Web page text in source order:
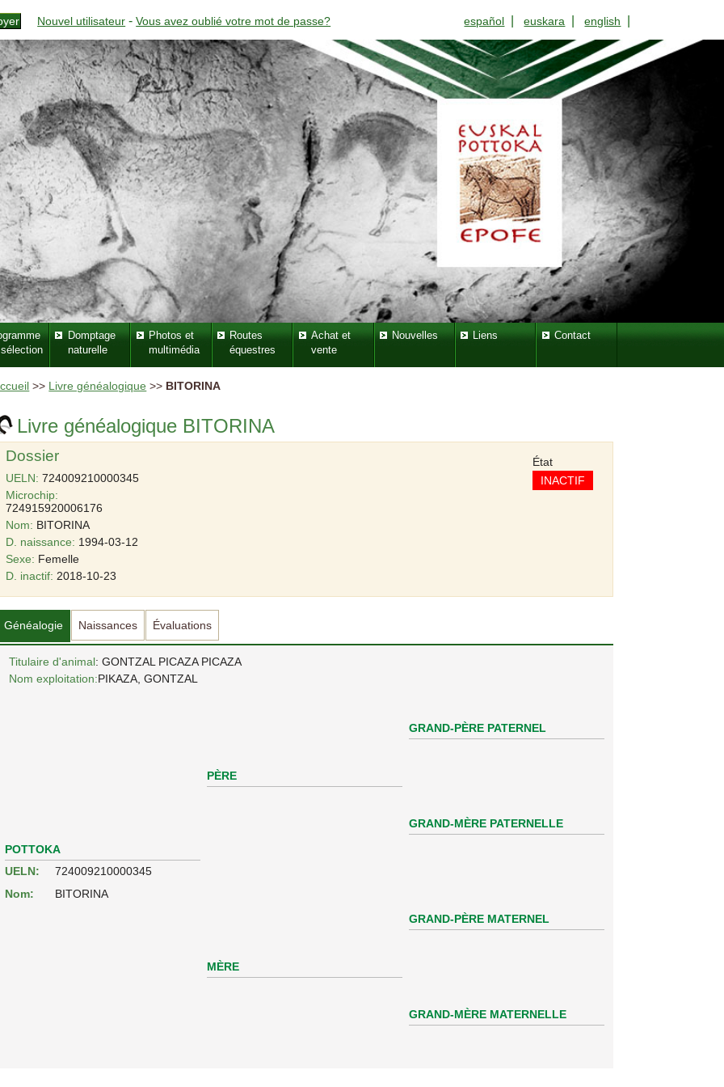
Nouvel utilisateur -Vous avez oublié votre mot de passe? español |euskara |english
Domptage
naturelle
Photos et
multimédia
Routes
équestres
Achat et
vente
Nouvelles Liens Contact
>> Livre généalogique >> BITORINA
Livre généalogique BITORINA
Dossier
UELN: 724009210000345
Microchip:
724915920006176
Nom: BITORINA
D. naissance: 1994-03-12
Sexe: Femelle
État
INACTIF
D. inactif: 2018-10-23
Généalogie Naissances Évaluations
Titulaire d'animal: GONTZAL PICAZA PICAZA
Nom exploitation:PIKAZA, GONTZAL
POTTOKA
UELN:
724009210000345
Nom:
BITORINA
PÈRE
GRAND-PÈRE PATERNEL
GRAND-MÈRE PATERNELLE
MÈRE
GRAND-PÈRE MATERNEL
GRAND-MÈRE MATERNELLE